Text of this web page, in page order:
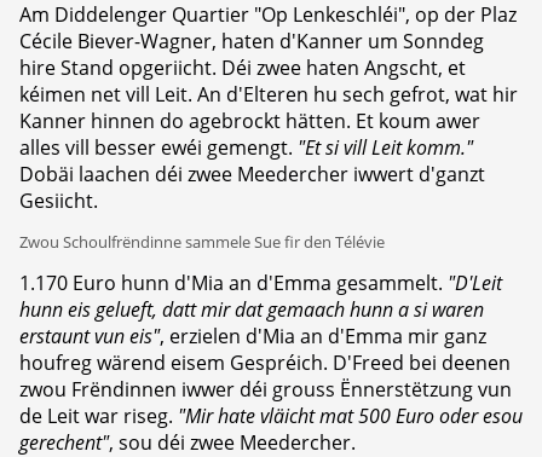
Am Diddelenger Quartier "Op Lenkeschléi", op der Plaz
Cécile Biever-Wagner, haten d'Kanner um Sonndeg
hire Stand opgeriicht. Déi zwee haten Angscht, et
kéimen net vill Leit. An d'Elteren hu sech gefrot, wat hir
Kanner hinnen do agebrockt hätten. Et koum awer
alles vill besser ewéi gemengt. "Et si vill Leit komm."
Dobäi laachen déi zwee Meedercher iwwert d'ganzt
Gesiicht.
Zwou Schoulfrëndinne sammele Sue fir den Télévie
1.170 Euro hunn d'Mia an d'Emma gesammelt. "D'Leit
hunn eis gelueft, datt mir dat gemaach hunn a si waren
erstaunt vun eis", erzielen d'Mia an d'Emma mir ganz
houfreg wärend eisem Gespréich. D'Freed bei deenen
zwou Frëndinnen iwwer déi grouss Ënnerstëtzung vun
de Leit war riseg. "Mir hate vläicht mat 500 Euro oder esou
gerechent", sou déi zwee Meedercher.